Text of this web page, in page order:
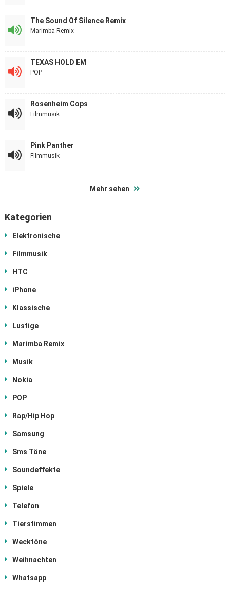
The Sound Of Silence Remix
Marimba Remix
TEXAS HOLD EM
POP
Rosenheim Cops
Filmmusik
Pink Panther
Filmmusik
Mehr sehen
Kategorien
Elektronische
Filmmusik
HTC
iPhone
Klassische
Lustige
Marimba Remix
Musik
Nokia
POP
Rap/Hip Hop
Samsung
Sms Töne
Soundeffekte
Spiele
Telefon
Tierstimmen
Wecktöne
Weihnachten
Whatsapp